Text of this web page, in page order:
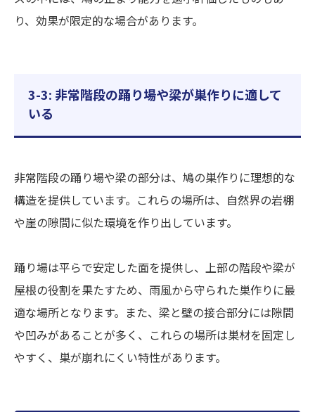
り、効果が限定的な場合があります。
3-3: 非常階段の踊り場や梁が巣作りに適して
いる
非常階段の踊り場や梁の部分は、鳩の巣作りに理想的な
構造を提供しています。これらの場所は、自然界の岩棚
や崖の隙間に似た環境を作り出しています。
踊り場は平らで安定した面を提供し、上部の階段や梁が
屋根の役割を果たすため、雨風から守られた巣作りに最
適な場所となります。また、梁と壁の接合部分には隙間
や凹みがあることが多く、これらの場所は巣材を固定し
やすく、巣が崩れにくい特性があります。